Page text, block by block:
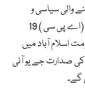
والی سیاسی و
مذہبی جماعتوں کی آل پارٹیز کانفرنس (اے پی سی ) 19
اسلام آباد میں
صدارت جے یو آئی
گے۔